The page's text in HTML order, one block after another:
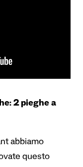
2 pieghe a
abbiamo
questo